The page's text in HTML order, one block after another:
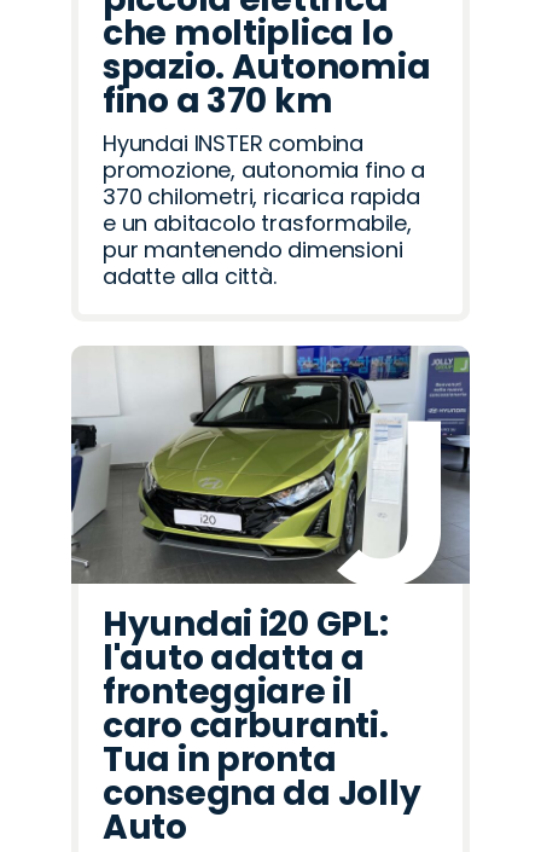
che moltiplica lo
spazio. Autonomia
fino a 370 km
Hyundai INSTER combina
promozione, autonomia fino a
370 chilometri, ricarica rapida
e un abitacolo trasformabile,
pur mantenendo dimensioni
adatte alla città.
Hyundai i20 GPL:
l'auto adatta a
fronteggiare il
caro carburanti.
Tua in pronta
consegna da Jolly
Auto